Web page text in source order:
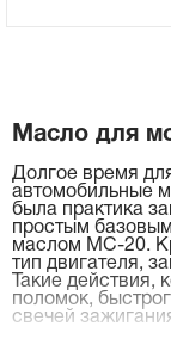
Масло для
Долгое время
автомобильные
была практика
простым
маслом МС-20.
тип двигателя,
Такие действия,
поломок,
свечей